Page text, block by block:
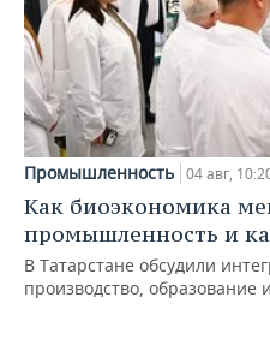
Промышленность 04 авг,
Как биоэкономика
промышленность и
В Татарстане обсудили
производство, образование